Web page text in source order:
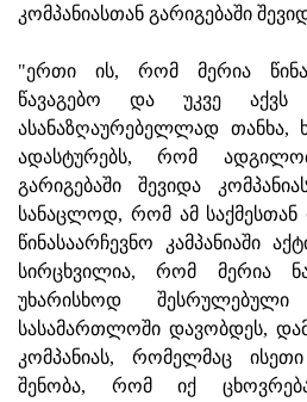
კომპანიასთან გარიგებაში
"ერთი ის, რომ მერია
წავაგებო და უკვე აქვს
ასანაზღაურებელლად
ადასტურებს, რომ
გარიგებაში შევიდა
სანაცლოდ, რომ ამ საქმესთან
წინასაარჩევნო კამპანიაში
სირცხვილია, რომ მერია
უხარისხოდ შესრულებული
სასამართლოში დავობდეს,
კომპანიას, რომელმაც
შენობა, რომ იქ